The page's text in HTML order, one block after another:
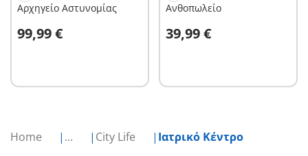
Home ... City Life Ιατρικό Κέντρο
Αρχηγείο Αστυνομίας
99,99 €
Ανθοπωλείο
39,99 €